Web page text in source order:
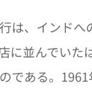
、インド
並んでいた
ある。